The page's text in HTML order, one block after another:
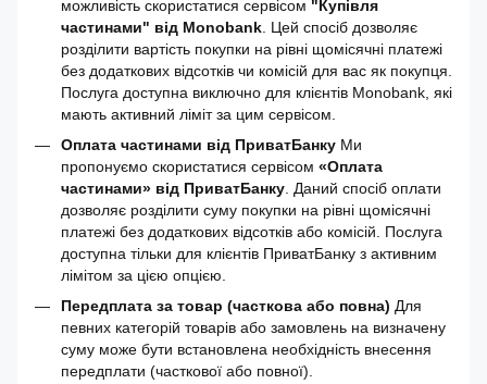
можливість скористатися сервісом "Купівля
частинами" від Monobank . Цей спосіб дозволяє
розділити вартість покупки на рівні щомісячні платежі
без додаткових відсотків чи комісій для вас як покупця.
Послуга доступна виключно для клієнтів Monobank, які
мають активний ліміт за цим сервісом.
Оплата частинами від ПриватБанку Ми
пропонуємо скористатися сервісом «Оплата
частинами» від ПриватБанку . Даний спосіб оплати
дозволяє розділити суму покупки на рівні щомісячні
платежі без додаткових відсотків або комісій. Послуга
доступна тільки для клієнтів ПриватБанку з активним
лімітом за цією опцією.
Передплата за товар (часткова або повна) Для
певних категорій товарів або замовлень на визначену
суму може бути встановлена необхідність внесення
передплати (часткової або повної).